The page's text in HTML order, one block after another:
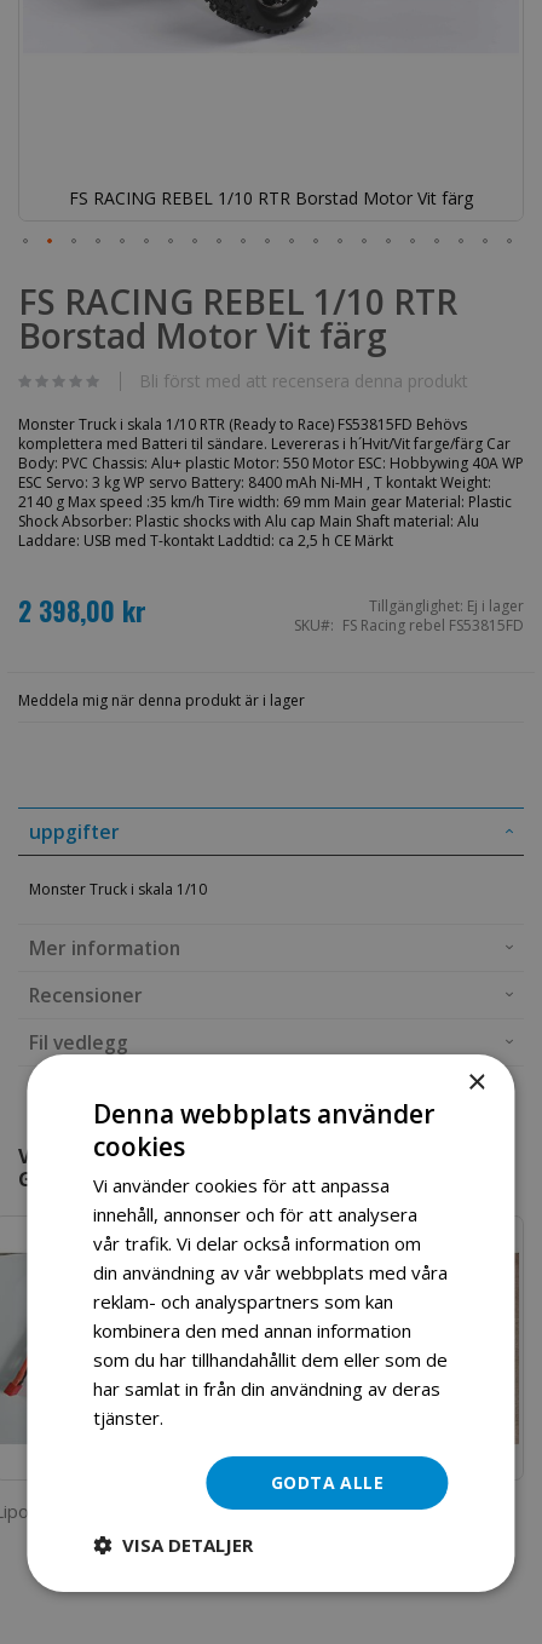
FS RACING REBEL 1/10 RTR Borstad Motor Vit färg
till
början
av
bildgalleriet
FS RACING REBEL 1/10 RTR
Borstad Motor Vit färg
Bli först med att recensera denna produkt
Monster Truck i skala 1/10 RTR (Ready to Race) FS53815FD Behövs
komplettera med Batteri til sändare. Levereras i h´Hvit/Vit farge/färg Car
Body: PVC Chassis: Alu+ plastic Motor: 550 Motor ESC: Hobbywing 40A WP
ESC Servo: 3 kg WP servo Battery: 8400 mAh Ni-MH , T kontakt Weight:
2140 g Max speed :35 km/h Tire width: 69 mm Main gear Material: Plastic
Shock Absorber: Plastic shocks with Alu cap Main Shaft material: Alu
Laddare: USB med T-kontakt Laddtid: ca 2,5 h CE Märkt
2 398,00 kr Tillgänglighet: Ej i lager
SKU
FS Racing rebel FS53815FD
Meddela mig när denna produkt är i lager
uppgifter
Monster Truck i skala 1/10
Mer information
Recensioner
Fil vedlegg
VI HITTADE ANDRA PRODUKTER DU KANSKE
GILLAR!
Lipo Batteri 11,1v 30c 3500mAH T-kontakt
629,00 kr
Lipo lader til RC-bil Reely
×
Denna webbplats använder
cookies
Vi använder cookies för att anpassa
innehåll, annonser och för att analysera
vår trafik. Vi delar också information om
din användning av vår webbplats med våra
reklam- och analyspartners som kan
kombinera den med annan information
som du har tillhandahållit dem eller som de
har samlat in från din användning av deras
tjänster.
GODTA ALLE
VISA DETALJER